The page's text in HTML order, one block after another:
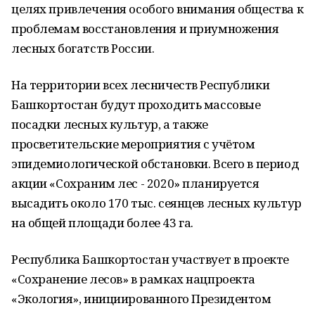
целях привлечения особого внимания общества к
проблемам восстановления и приумножения
лесных богатств России.
На территории всех лесничеств Республики
Башкортостан будут проходить массовые
посадки лесных культур, а также
просветительские мероприятия с учётом
эпидемиологической обстановки. Всего в период
акции «Сохраним лес - 2020» планируется
высадить около 170 тыс. сеянцев лесных культур
на общей площади более 43 га.
Республика Башкортостан участвует в проекте
«Сохранение лесов» в рамках нацпроекта
«Экология», инициированного Президентом